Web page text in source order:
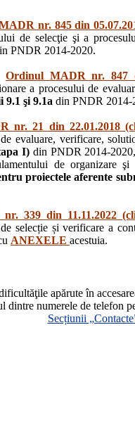
nr. 845 din
de selecţie şi a
PNDR 2014-2020.
Ordinul MADR nr. 847
a procesului de
9.1 şi 9.1a din PNDR 2014-
nr. 21 din 22.01.2018
evaluare, verificare,
I)din PNDR 2014-
de organizare
proiectele aferente
339 din 11.11.2022
selecție și verificare a
ANEXELE acestuia.
apărute în
dintre numerele de telefon
Secțiunii